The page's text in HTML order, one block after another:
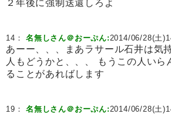
２年後に強制送還しろよ
14：名無しさん＠おーぷん:2014/06/28(土
あーー、、、まあラサール石井は気
人もどうかと、、、 もうこの人いら
ることがあればします
19：名無しさん＠おーぷん:2014/06/28(土